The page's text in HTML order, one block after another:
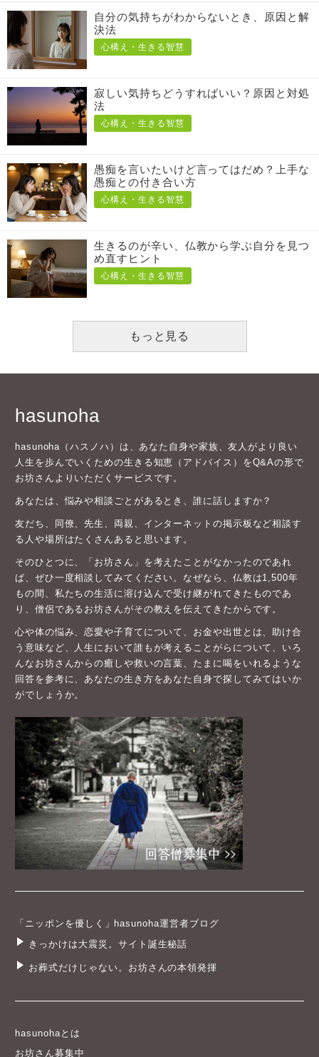
自分の気持ちがわからないとき、原因と解
決法
心構え・生きる智慧
寂しい気持ちどうすればいい？原因と対処
法
心構え・生きる智慧
愚痴を言いたいけど言ってはだめ？上手な
愚痴との付き合い方
心構え・生きる智慧
生きるのが辛い、仏教から学ぶ自分を見つ
め直すヒント
心構え・生きる智慧
もっと見る
hasunoha
hasunoha（ハスノハ）は、あなた自身や家族、友人がより良い
人生を歩んでいくための生きる知恵（アドバイス）をQ&Aの形で
お坊さんよりいただくサービスです。
あなたは、悩みや相談ごとがあるとき、誰に話しますか？
友だち、同僚、先生、両親、インターネットの掲示板など相談す
る人や場所はたくさんあると思います。
そのひとつに、「お坊さん」を考えたことがなかったのであれ
ば、ぜひ一度相談してみてください。なぜなら、仏教は1,500年
もの間、私たちの生活に溶け込んで受け継がれてきたものであ
り、僧侶であるお坊さんがその教えを伝えてきたからです。
心や体の悩み、恋愛や子育てについて、お金や出世とは、助け合
う意味など、人生において誰もが考えることがらについて、いろ
んなお坊さんからの癒しや救いの言葉、たまに喝をいれるような
回答を参考に、あなたの生き方をあなた自身で探してみてはいか
がでしょうか。
「ニッポンを優しく」hasunoha運営者ブログ
きっかけは大震災。サイト誕生秘話
お葬式だけじゃない。お坊さんの本領発揮
hasunohaとは
お坊さん募集中